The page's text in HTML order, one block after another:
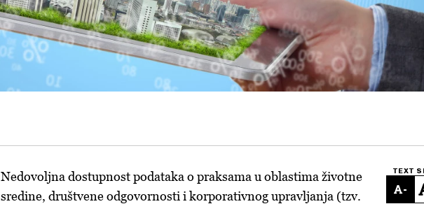
TEXT
-
Nedovoljna dostupnost podataka o praksama u oblastima životne
sredine, društvene odgovornosti i korporativnog upravljanja (tzv.